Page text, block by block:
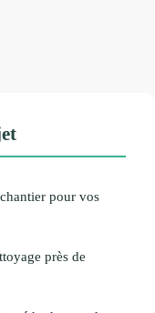
pour vos
près de